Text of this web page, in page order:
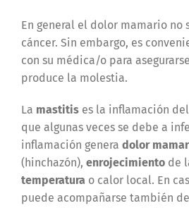
En general el dolor mamario no
cáncer. Sin embargo, es
con su médica/o para
produce la molestia.
La mastitises la inflamación
que algunas veces se debe a
inflamación genera dolor
(hinchazón), enrojecimientode
temperaturao calor local. En
puede acompañarse también